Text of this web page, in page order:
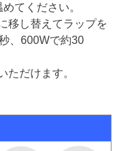
てください。
移し替えてラップを
、600Wで約30
ただけます。